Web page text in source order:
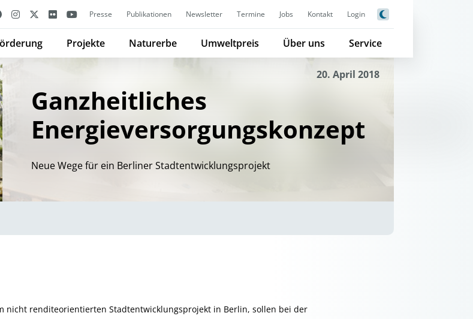
Presse Publikationen Newsletter Termine Jobs Kontakt Login
Projekte Naturerbe Umweltpreis Über uns Service
20. April 2018
Ganzheitliches
Energieversorgungskonzept
Neue Wege für ein Berliner Stadtentwicklungsprojekt
nicht renditeorientierten Stadtentwicklungsprojekt in Berlin, sollen bei der